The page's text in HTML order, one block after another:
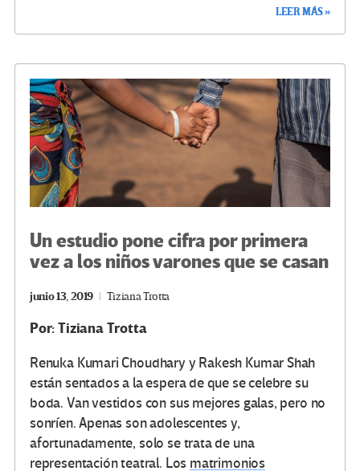
o
k
m n
ar
tir
LEER MÁS »
Un estudio pone cifra por primera
vez a los niños varones que se casan
junio 13, 2019 Tiziana Trotta
Por: Tiziana Trotta
Renuka Kumari Choudhary y Rakesh Kumar Shah
están sentados a la espera de que se celebre su
boda. Van vestidos con sus mejores galas, pero no
sonríen. Apenas son adolescentes y,
afortunadamente, solo se trata de una
representación teatral. Los matrimonios